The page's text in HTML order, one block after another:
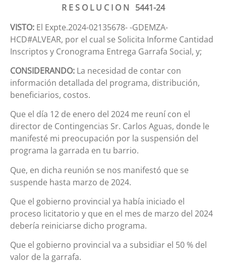
R E S O L U C I O N 5441-24
VISTO: El Expte.2024-02135678- -GDEMZA-
HCD#ALVEAR, por el cual se Solicita Informe Cantidad
Inscriptos y Cronograma Entrega Garrafa Social, y;
CONSIDERANDO: La necesidad de contar con
información detallada del programa, distribución,
beneficiarios, costos.
Que el día 12 de enero del 2024 me reuní con el
director de Contingencias Sr. Carlos Aguas, donde le
manifesté mi preocupación por la suspensión del
programa la garrada en tu barrio.
Que, en dicha reunión se nos manifestó que se
suspende hasta marzo de 2024.
Que el gobierno provincial ya había iniciado el
proceso licitatorio y que en el mes de marzo del 2024
debería reiniciarse dicho programa.
Que el gobierno provincial va a subsidiar el 50 % del
valor de la garrafa.